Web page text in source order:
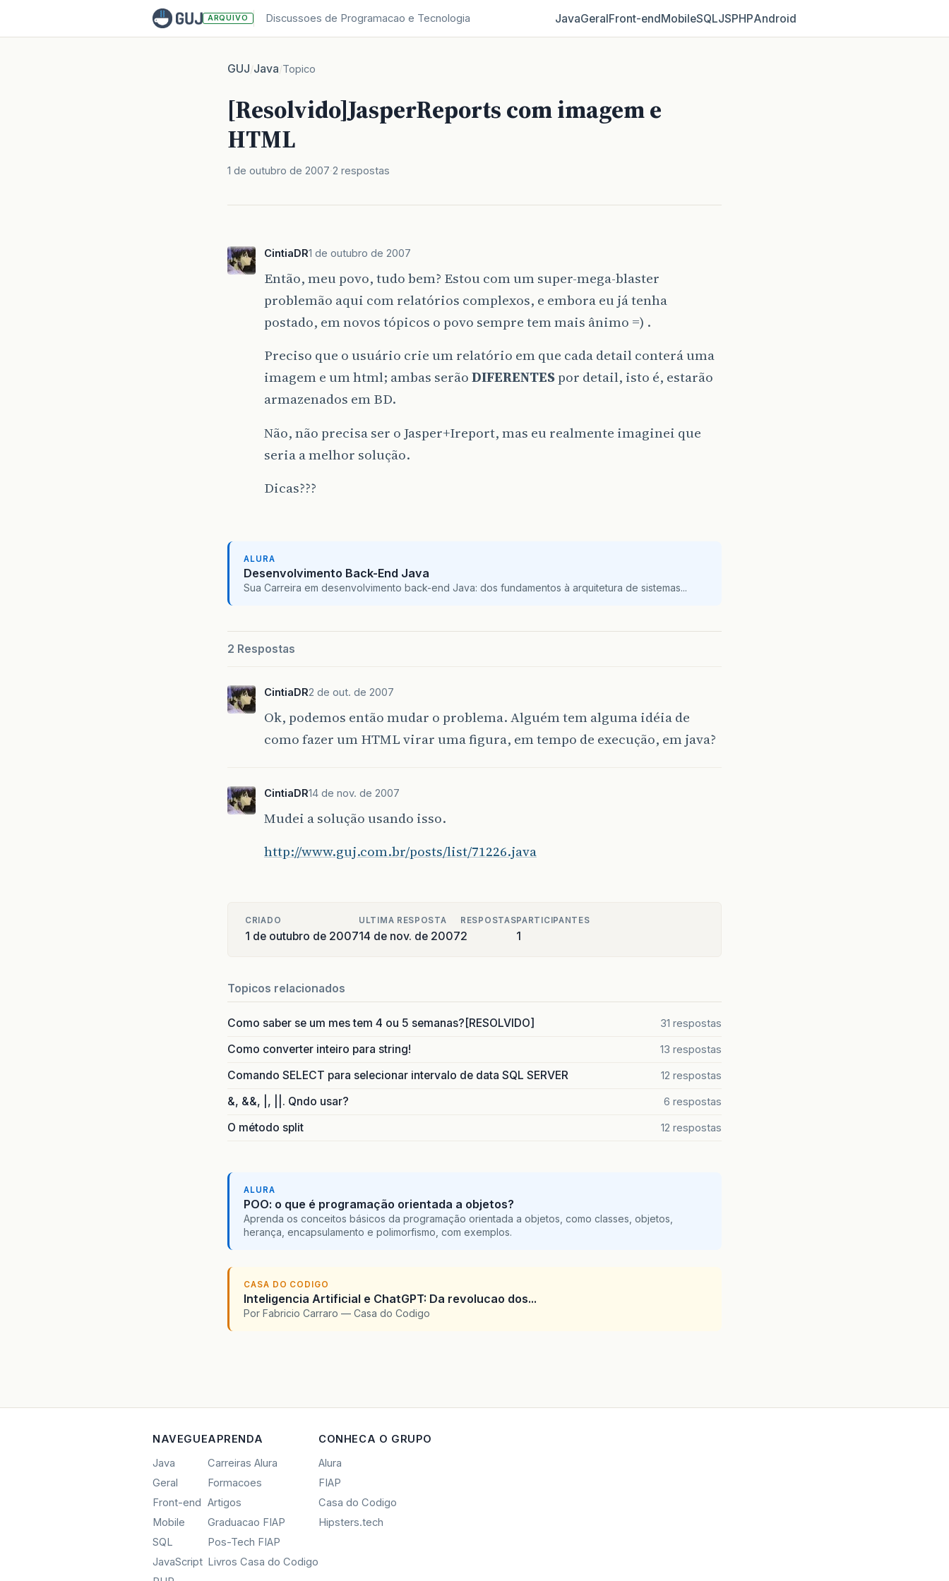
ARQUIVO Discussoes de Programacao e Tecnologia JavaGeralFront‑endMobileSQLJSPHPAndroid
GUJ/Java/Topico
[Resolvido]JasperReports com imagem e
HTML
1 de outubro de 2007 2 respostas
CintiaDR1 de outubro de 2007
Então, meu povo, tudo bem? Estou com um super-mega-blaster
problemão aqui com relatórios complexos, e embora eu já tenha
postado, em novos tópicos o povo sempre tem mais ânimo =) .
Preciso que o usuário crie um relatório em que cada detail conterá uma
imagem e um html; ambas serãoDIFERENTESpor detail, isto é, estarão
armazenados em BD.
Não, não precisa ser o Jasper+Ireport, mas eu realmente imaginei que
seria a melhor solução.
Dicas???
ALURA
Desenvolvimento Back-End Java
Sua Carreira em desenvolvimento back-end Java: dos fundamentos à arquitetura de sistemas...
2 Respostas
CintiaDR2 de out. de 2007
Ok, podemos então mudar o problema. Alguém tem alguma idéia de
como fazer um HTML virar uma figura, em tempo de execução, em java?
CintiaDR14 de nov. de 2007
Mudei a solução usando isso.
http://www.guj.com.br/posts/list/71226.java
CRIADO
1 de outubro de 2007
ULTIMA RESPOSTA
14 de nov. de 2007
RESPOSTAS
2
PARTICIPANTES
1
Topicos relacionados
Como saber se um mes tem 4 ou 5 semanas?[RESOLVIDO] 31 respostas
Como converter inteiro para string! 13 respostas
Comando SELECT para selecionar intervalo de data SQL SERVER 12 respostas
&, &&, |, ||. Qndo usar? 6 respostas
O método split 12 respostas
ALURA
POO: o que é programação orientada a objetos?
Aprenda os conceitos básicos da programação orientada a objetos, como classes, objetos,
herança, encapsulamento e polimorfismo, com exemplos.
CASA DO CODIGO
Inteligencia Artificial e ChatGPT: Da revolucao dos...
Por Fabricio Carraro — Casa do Codigo
NAVEGUE
Java
Geral
Front-end
Mobile
SQL
JavaScript
APRENDA
Carreiras Alura
Formacoes
Artigos
Graduacao FIAP
Pos-Tech FIAP
Livros Casa do Codigo
CONHECA O GRUPO
Alura
FIAP
Casa do Codigo
Hipsters.tech